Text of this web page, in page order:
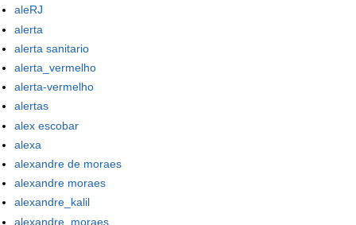
aleRJ
alerta
alerta sanitario
alerta_vermelho
alerta-vermelho
alertas
alex escobar
alexa
alexandre de moraes
alexandre moraes
alexandre_kalil
alexandre_moraes